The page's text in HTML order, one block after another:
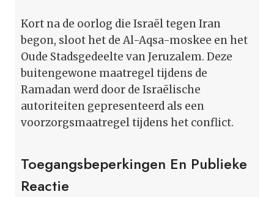
Kort na de oorlog die Israël tegen Iran
begon, sloot het de Al-Aqsa-moskee en het
Oude Stadsgedeelte van Jeruzalem. Deze
buitengewone maatregel tijdens de
Ramadan werd door de Israëlische
autoriteiten gepresenteerd als een
voorzorgsmaatregel tijdens het conflict.
Toegangsbeperkingen En Publieke
Reactie